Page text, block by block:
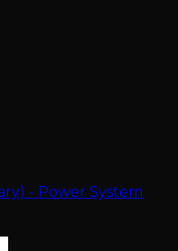
- Power System